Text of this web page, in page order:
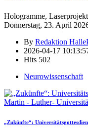
Hologramme,
Donnerstag, 23. April
By Redaktion
2026-04-17
Hits 502
Neurowissenschaft
Martin - Luther-
„Zukünfte“: